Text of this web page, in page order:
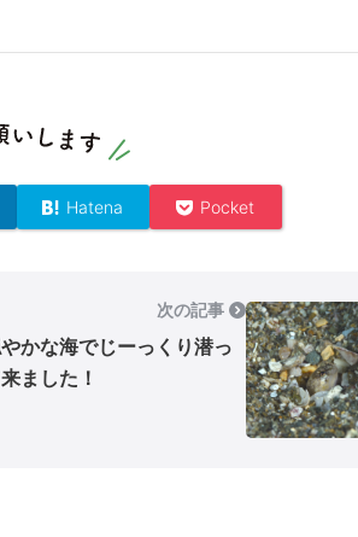
Hatena Pocket
次の記事
かな海でじーっくり潜っ
ました！